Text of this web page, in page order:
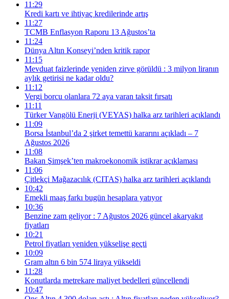
11:29
Kredi kartı ve ihtiyaç kredilerinde artış
11:27
TCMB Enflasyon Raporu 13 Ağustos’ta
11:24
Dünya Altın Konseyi’nden kritik rapor
11:15
Mevduat faizlerinde yeniden zirve görüldü : 3 milyon liranın
aylık getirisi ne kadar oldu?
11:12
Vergi borcu olanlara 72 aya varan taksit fırsatı
11:11
Türker Vangölü Enerji (VEYAS) halka arz tarihleri açıklandı
11:09
Borsa İstanbul’da 2 şirket temettü kararını açıkladı – 7
Ağustos 2026
11:08
Bakan Şimşek’ten makroekonomik istikrar açıklaması
11:06
Çitlekçi Mağazacılık (CITAS) halka arz tarihleri açıklandı
10:42
Emekli maaş farkı bugün hesaplara yatıyor
10:36
Benzine zam geliyor : 7 Ağustos 2026 güncel akaryakıt
fiyatları
10:21
Petrol fiyatları yeniden yükselişe geçti
10:09
Gram altın 6 bin 574 liraya yükseldi
11:28
Konutlarda metrekare maliyet bedelleri güncellendi
10:47